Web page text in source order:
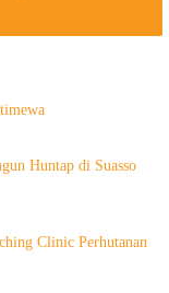
Huntap di Suasso
Clinic Perhutanan